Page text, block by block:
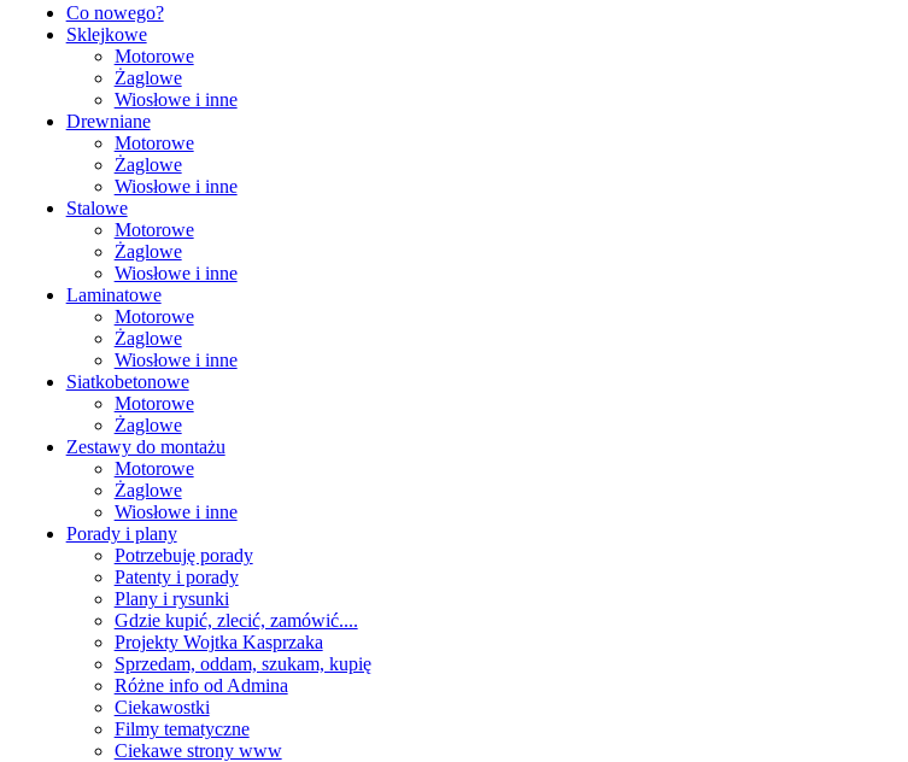
Co nowego?
Sklejkowe
Motorowe
Żaglowe
Wiosłowe i inne
Drewniane
Motorowe
Żaglowe
Wiosłowe i inne
Stalowe
Motorowe
Żaglowe
Wiosłowe i inne
Laminatowe
Motorowe
Żaglowe
Wiosłowe i inne
Siatkobetonowe
Motorowe
Żaglowe
Zestawy do montażu
Motorowe
Żaglowe
Wiosłowe i inne
Porady i plany
Potrzebuję porady
Patenty i porady
Plany i rysunki
Gdzie kupić, zlecić, zamówić....
Projekty Wojtka Kasprzaka
Sprzedam, oddam, szukam, kupię
Różne info od Admina
Ciekawostki
Filmy tematyczne
Ciekawe strony www